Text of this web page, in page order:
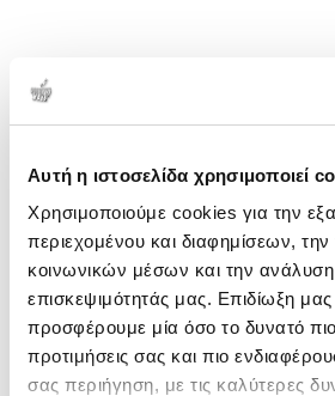
Αυτή η ιστοσελίδα χρησιμοποιεί
Χρησιμοποιούμε cookies για την
περιεχομένου και διαφημίσεων,
κοινωνικών μέσων και την ανάλυση
επισκεψιμότητάς μας. Επιδίωξη μας
προσφέρουμε μία όσο το δυνατό πιο
προτιμήσεις σας και πιο
σας περιήγηση, με τις καλύτερες